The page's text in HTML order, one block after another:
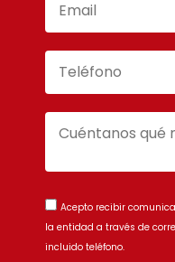
Acepto recibir
la entidad a través de
incluido teléfono.